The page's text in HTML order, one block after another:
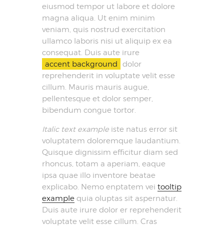
eiusmod tempor ut labore et dolore
magna aliqua. Ut enim minim
veniam, quis nostrud exercitation
ullamco laboris nisi ut aliquip ex ea
consequat. Duis aute irure
accent background
dolor
reprehenderit in voluptate velit esse
cillum. Mauris mauris augue,
pellentesque et dolor semper,
bibendum congue tortor.
Italic text example iste natus error sit
voluptatem doloremque laudantium.
Quisque dignissim efficitur diam sed
rhoncus, totam a aperiam, eaque
ipsa quae illo inventore beatae
explicabo. Nemo enptatem vei tooltip
example quia oluptas sit aspernatur.
Duis aute irure dolor er reprehenderit
voluptate velit esse cillum. Cras